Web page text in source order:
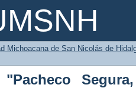
Segura,
Michoacana de San Nicolás de